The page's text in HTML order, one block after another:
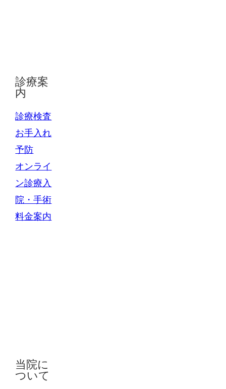
診療案
内
診療検査
お手入れ
予防
オンライ
ン診療 入
院・手術
料金案内
当院に
ついて